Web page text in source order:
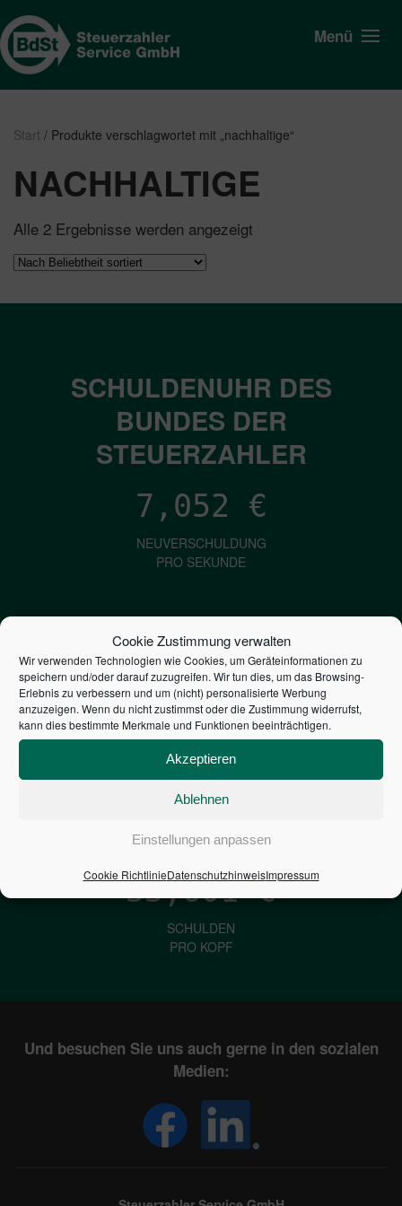
Cookie Zustimmung verwalten
Wir verwenden Technologien wie Cookies, um Geräteinformationen zu
speichern und/oder darauf zuzugreifen. Wir tun dies, um das Browsing-
Erlebnis zu verbessern und um (nicht) personalisierte Werbung
anzuzeigen. Wenn du nicht zustimmst oder die Zustimmung widerrufst,
kann dies bestimmte Merkmale und Funktionen beeinträchtigen.
Akzeptieren
Ablehnen
Einstellungen anpassen
Cookie RichtlinieDatenschutzhinweisImpressum
Menü
Start / Produkte verschlagwortet mit „nachhaltige“
NACHHALTIGE
Alle 2 Ergebnisse werden angezeigt
SCHULDENUHR DES
BUNDES DER
STEUERZAHLER
7,052 €
NEUVERSCHULDUNG
PRO SEKUNDE
1,601€
ZINSEN
PRO SEKUNDE
2,804,639,450,130
STAATSVERSCHULDUNG
33,601€
SCHULDEN
PRO KOPF
Und besuchen Sie uns auch gerne in den sozialen
Medien: